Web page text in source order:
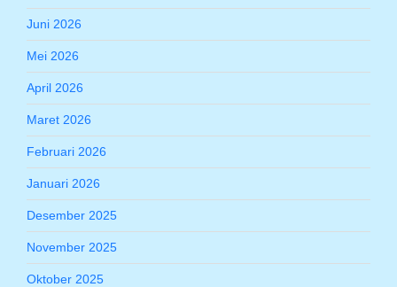
Juni 2026
Mei 2026
April 2026
Maret 2026
Februari 2026
Januari 2026
Desember 2025
November 2025
Oktober 2025